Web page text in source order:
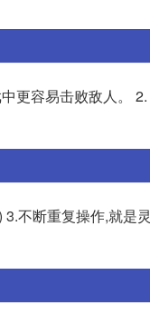
更容易击败敌人。 2.
不断重复操作,就是灵